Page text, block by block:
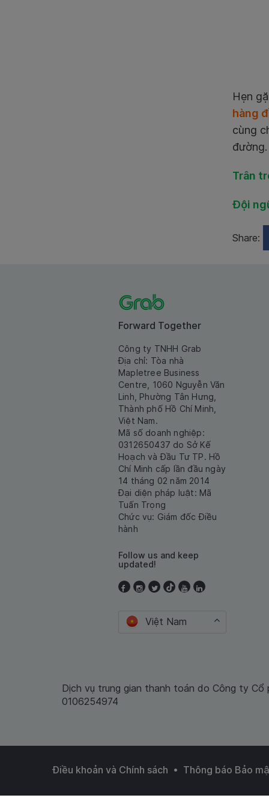
Hẹn
hàng
cùng
đường.
Trân
Đội
Share:
Forward Together
Công ty TNHH Grab
Địa chỉ: Tòa nhà
Mapletree Business
Centre, 1060 Nguyễn Văn
Linh, Phường Tân Hưng,
Thành phố Hồ Chí Minh,
Việt Nam.
Mã số doanh nghiệp:
0312650437 do Sở Kế
Hoạch và Đầu Tư TP. Hồ
Chí Minh cấp lần đầu ngày
14 tháng 02 năm 2014
Đại diện pháp luật: Mã
Tuấn Trọng
Chức vụ: Giám đốc Điều
hành
Follow us and keep
updated!
Việt Nam
Dịch vụ trung gian thanh toán do Công ty Cổ
0106254974
Điều khoản và Chính sách • Thông báo Bảo